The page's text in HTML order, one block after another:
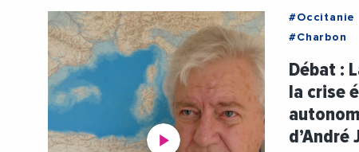
#Occitanie
#Charbon
#Guerre
#Occitanie
#Perpignan
Débat :
la crise
d’André